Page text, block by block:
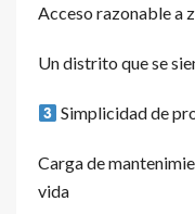
Acceso razonable a
Un distrito que se
Simplicidad de
Carga de
vida